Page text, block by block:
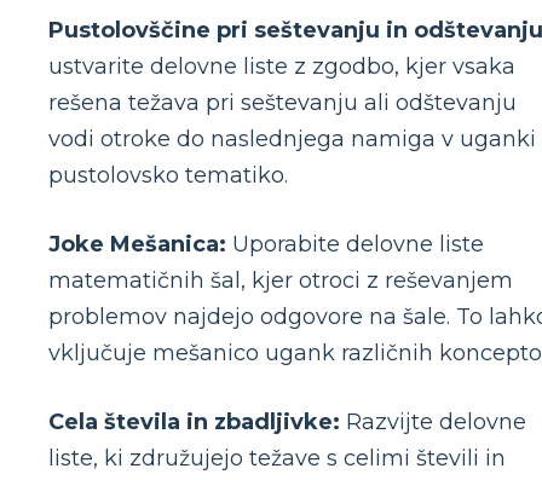
Pustolovščine pri seštevanju in
ustvarite delovne liste z zgodbo, kjer vsaka
rešena težava pri seštevanju ali odštevanju
vodi otroke do naslednjega namiga v uganki
pustolovsko tematiko.
Joke Mešanica: Uporabite delovne liste
matematičnih šal, kjer otroci z reševanjem
problemov najdejo odgovore na šale. To
vključuje mešanico ugank različnih
Cela števila in zbadljivke: Razvijte delovne
liste, ki združujejo težave s celimi števili in